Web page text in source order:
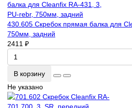
430.605 Скребок прямая балка для
750мм, задний
2411 ₽
В корзину
Не указано